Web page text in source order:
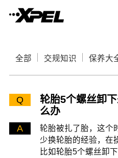
全部 交规知识 保养大
Q
轮胎5个螺丝卸
么办
A
轮胎被扎了胎，这个
少换轮胎的经验，在
比如轮胎5个螺丝卸